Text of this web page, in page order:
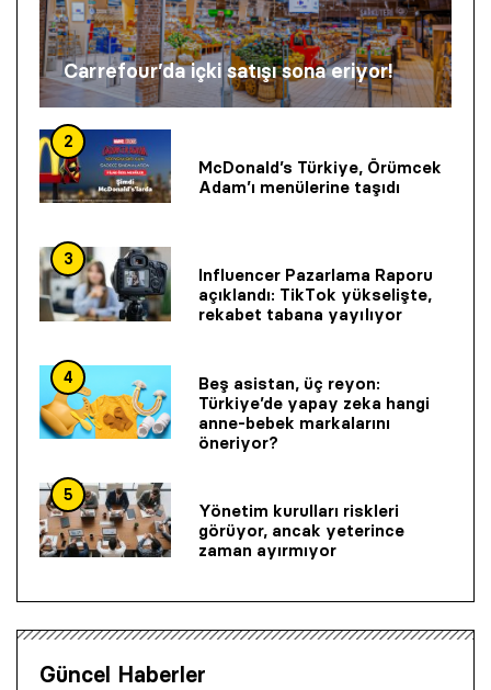
Carrefour’da içki satışı sona eriyor!
2
McDonald’s Türkiye, Örümcek
Adam’ı menülerine taşıdı
3
Influencer Pazarlama Raporu
açıklandı: TikTok yükselişte,
rekabet tabana yayılıyor
4
Beş asistan, üç reyon:
Türkiye’de yapay zeka hangi
anne-bebek markalarını
öneriyor?
5
Yönetim kurulları riskleri
görüyor, ancak yeterince
zaman ayırmıyor
Güncel Haberler